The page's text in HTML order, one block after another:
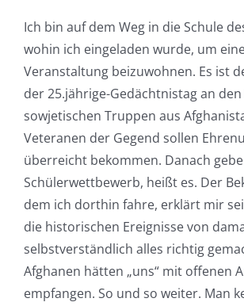
Ich bin auf dem Weg in die Schule
wohin ich eingeladen wurde, um
Veranstaltung beizuwohnen. Es ist
der 25.jährige-Gedächtnistag an
sowjetischen Truppen aus
Veteranen der Gegend sollen
überreicht bekommen. Danach
Schülerwettbewerb, heißt es. Der
dem ich dorthin fahre, erklärt mir
die historischen Ereignisse von
selbstverständlich alles richtig
Afghanen hätten „uns“ mit offenen
empfangen. So und so weiter. Man